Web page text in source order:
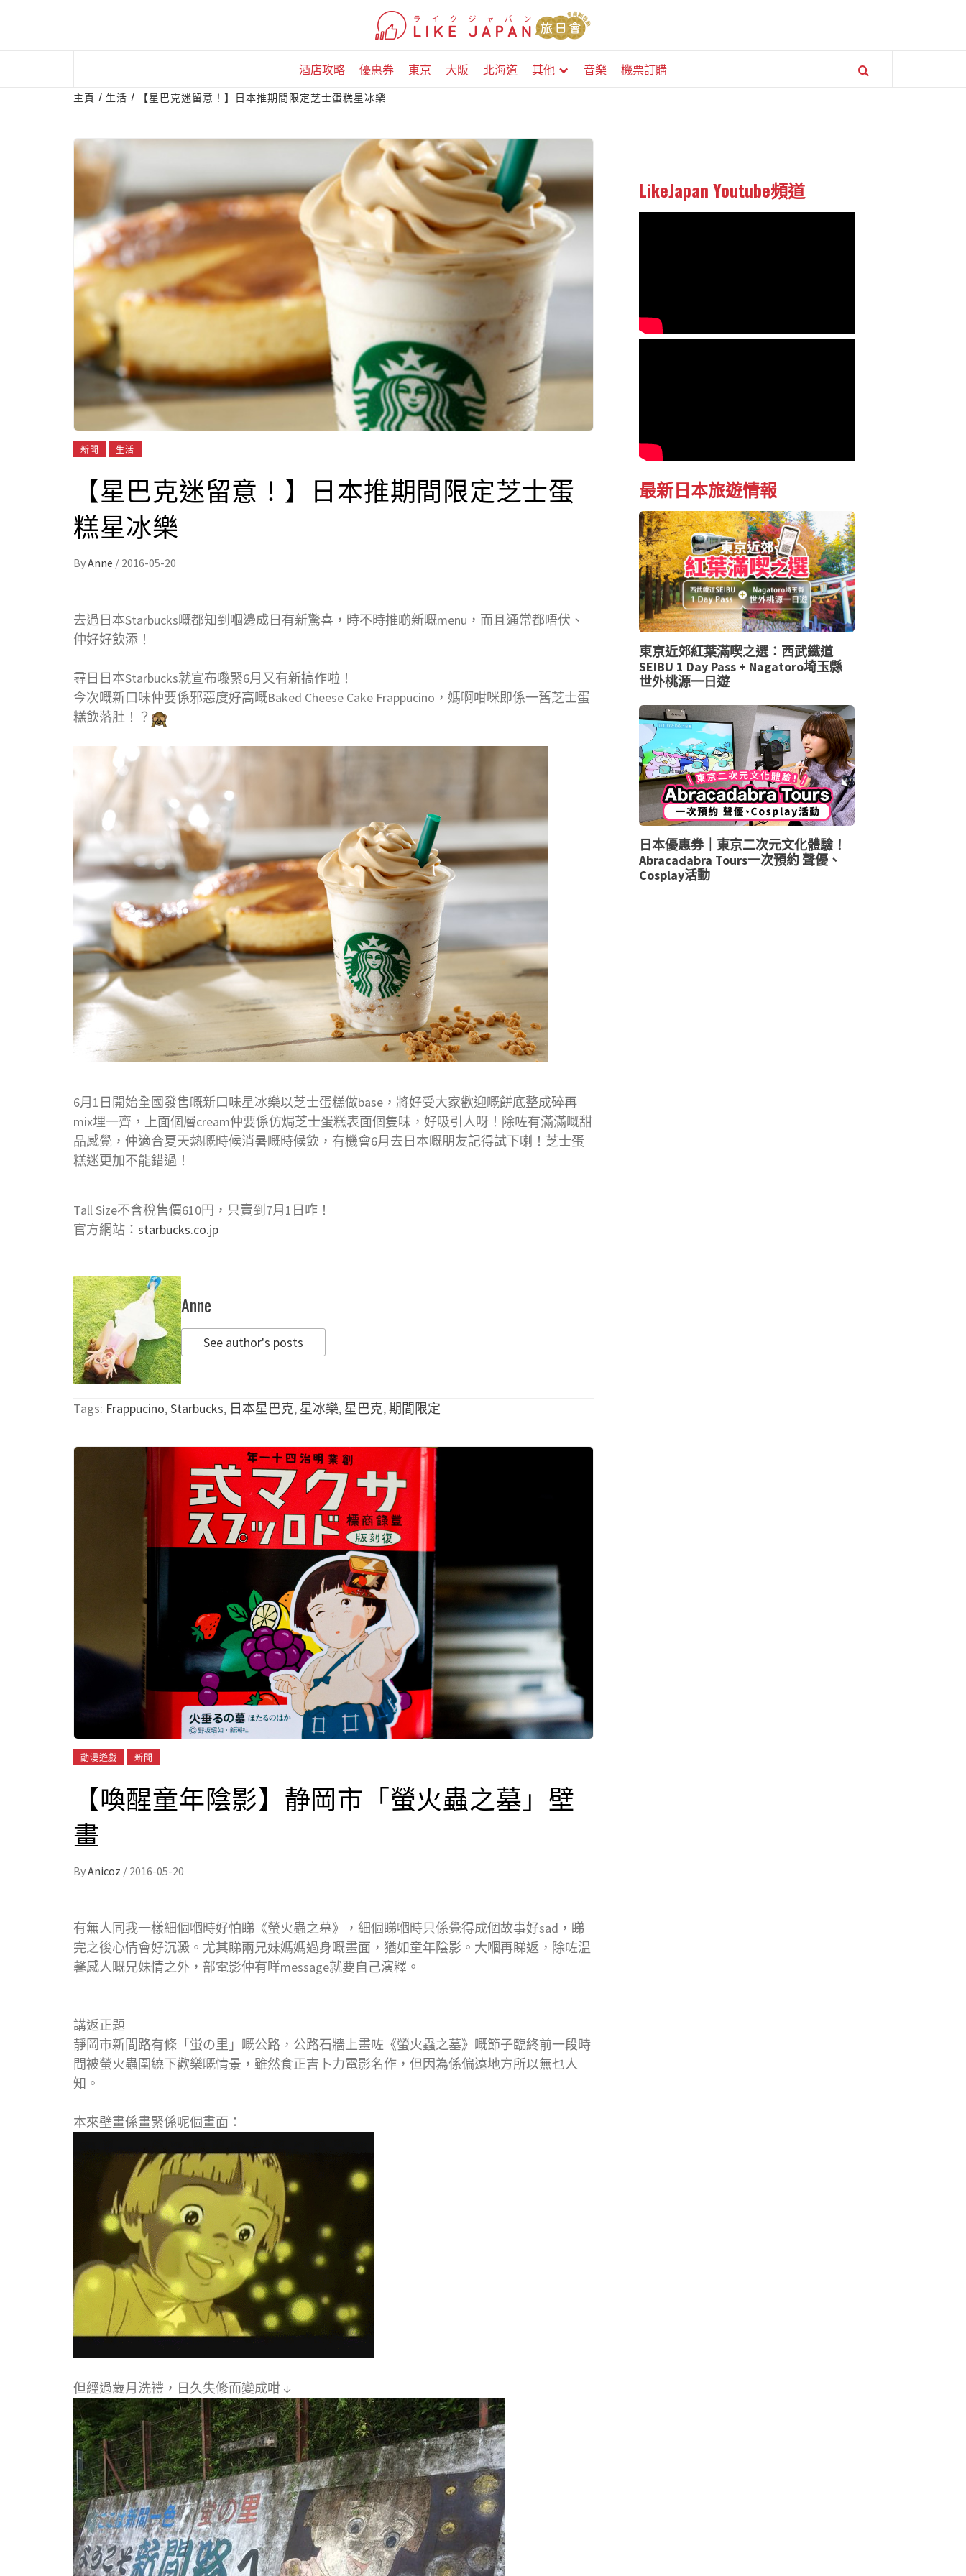
酒店攻略 優惠券 東京 大阪 北海道 其他 音樂 機票訂購
主頁 生活 【星巴克迷留意！】日本推期間限定芝士蛋糕星冰樂
新聞 生活
【星巴克迷留意！】日本推期間限定芝士蛋
糕星冰樂
ByAnne / 2016-05-20
去過日本Starbucks嘅都知到嗰邊成日有新驚喜，時不時推啲新嘅menu，而且通常都唔伏、
仲好好飲添！
尋日日本Starbucks就宣布嚟緊6月又有新搞作啦！
今次嘅新口味仲要係邪惡度好高嘅Baked Cheese Cake Frappucino，媽啊咁咪即係一舊芝士蛋
糕飲落肚！？
6月1日開始全國發售嘅新口味星冰樂以芝士蛋糕做base，將好受大家歡迎嘅餅底整成碎再
mix埋一齊，上面個層cream仲要係仿焗芝士蛋糕表面個隻味，好吸引人呀！除咗有滿滿嘅甜
品感覺，仲適合夏天熱嘅時候消暑嘅時候飲，有機會6月去日本嘅朋友記得試下喇！芝士蛋
糕迷更加不能錯過！
Tall Size不含稅售價610円，只賣到7月1日咋！
官方網站： starbucks.co.jp
Anne
See author's posts
Tags: Frappucino,Starbucks, 日本星巴克, 星冰樂, 星巴克,期間限定
動漫遊戲 新聞
【喚醒童年陰影】静岡市「螢火蟲之墓」壁
畫
ByAnicoz / 2016-05-20
有無人同我一樣細個嗰時好怕睇《螢火蟲之墓》，細個睇嗰時只係覺得成個故事好sad，睇
完之後心情會好沉澱。尤其睇兩兄妹媽媽過身嘅畫面，猶如童年陰影。大嗰再睇返，除咗温
馨感人嘅兄妹情之外，部電影仲有咩message就要自己演釋。
講返正題
靜岡市新間路有條「蛍の里」嘅公路，公路石牆上畫咗《螢火蟲之墓》嘅節子臨終前一段時
間被螢火蟲圍繞下歡樂嘅情景，雖然食正吉卜力電影名作，但因為係偏遠地方所以無乜人
知。
本來壁畫係畫緊係呢個畫面：
但經過歲月洗禮，日久失修而變成咁 ↓
LikeJapan Youtube頻道
最新日本旅遊情報
東京近郊紅葉滿喫之選：西武鐵道
SEIBU 1 Day Pass + Nagatoro埼玉縣
世外桃源一日遊
日本優惠券｜東京二次元文化體驗！
Abracadabra Tours一次預約 聲優、
Cosplay活動